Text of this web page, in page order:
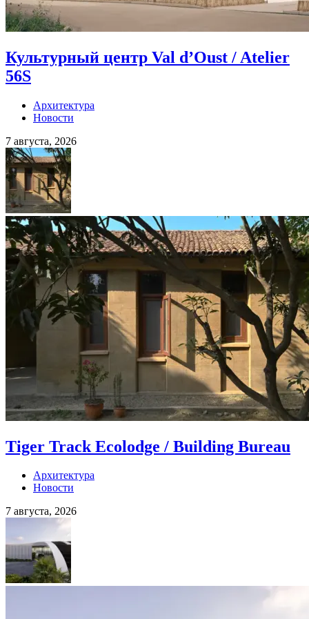
Культурный центр Val d’Oust / Atelier
56S
Архитектура
Новости
7 августа, 2026
Tiger Track Ecolodge / Building Bureau
Архитектура
Новости
7 августа, 2026